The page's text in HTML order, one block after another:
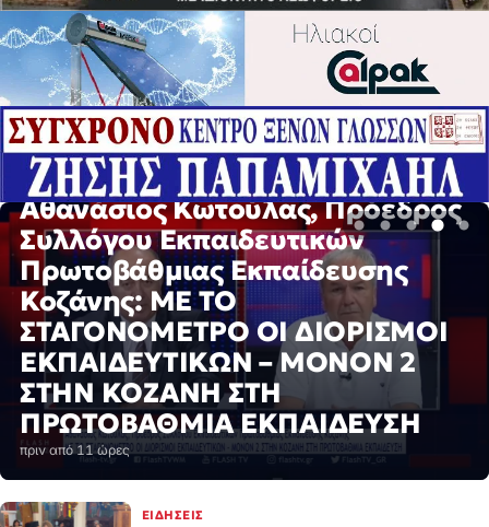
ΕΙΔΉΣΕΙΣ
Αθανάσιος Κωτούλας, Πρόεδρος
Συλλόγου Εκπαιδευτικών
Πρωτοβάθμιας Εκπαίδευσης
Κοζάνης: ΜΕ ΤΟ
ΣΤΑΓΟΝΟΜΕΤΡΟ ΟΙ ΔΙΟΡΙΣΜΟΙ
ΕΚΠΑΙΔΕΥΤΙΚΩΝ – ΜΟΝΟΝ 2
ΣΤΗΝ ΚΟΖΑΝΗ ΣΤΗ
ΠΡΩΤΟΒΑΘΜΙΑ ΕΚΠΑΙΔΕΥΣΗ
πριν από 11 ώρες
ΕΙΔΉΣΕΙΣ